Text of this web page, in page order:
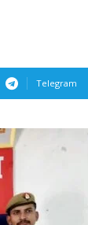
Telegram